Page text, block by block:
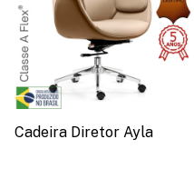
Cadeira Diretor Ayla